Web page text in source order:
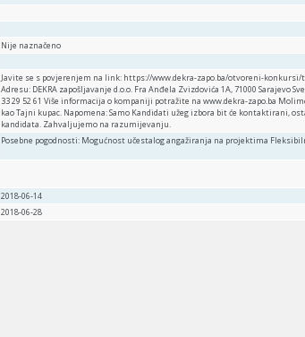
Nije naznačeno
Javite se s povjerenjem na link: https://www.dekra-zapo.ba/otvoreni-konkursi/
Adresu: DEKRA zapošljavanje d.o.o. Fra Anđela Zvizdovića 1A, 71000 Sarajevo
33 29 52 61 Više informacija o kompaniji potražite na www.dekra-zapo.ba
kao Tajni kupac. Napomena: Samo Kandidati užeg izbora bit će kontaktirani,
kandidata. Zahvaljujemo na razumijevanju.
Posebne pogodnosti: Mogućnost učestalog angažiranja na projektima
2018-06-14
2018-06-28